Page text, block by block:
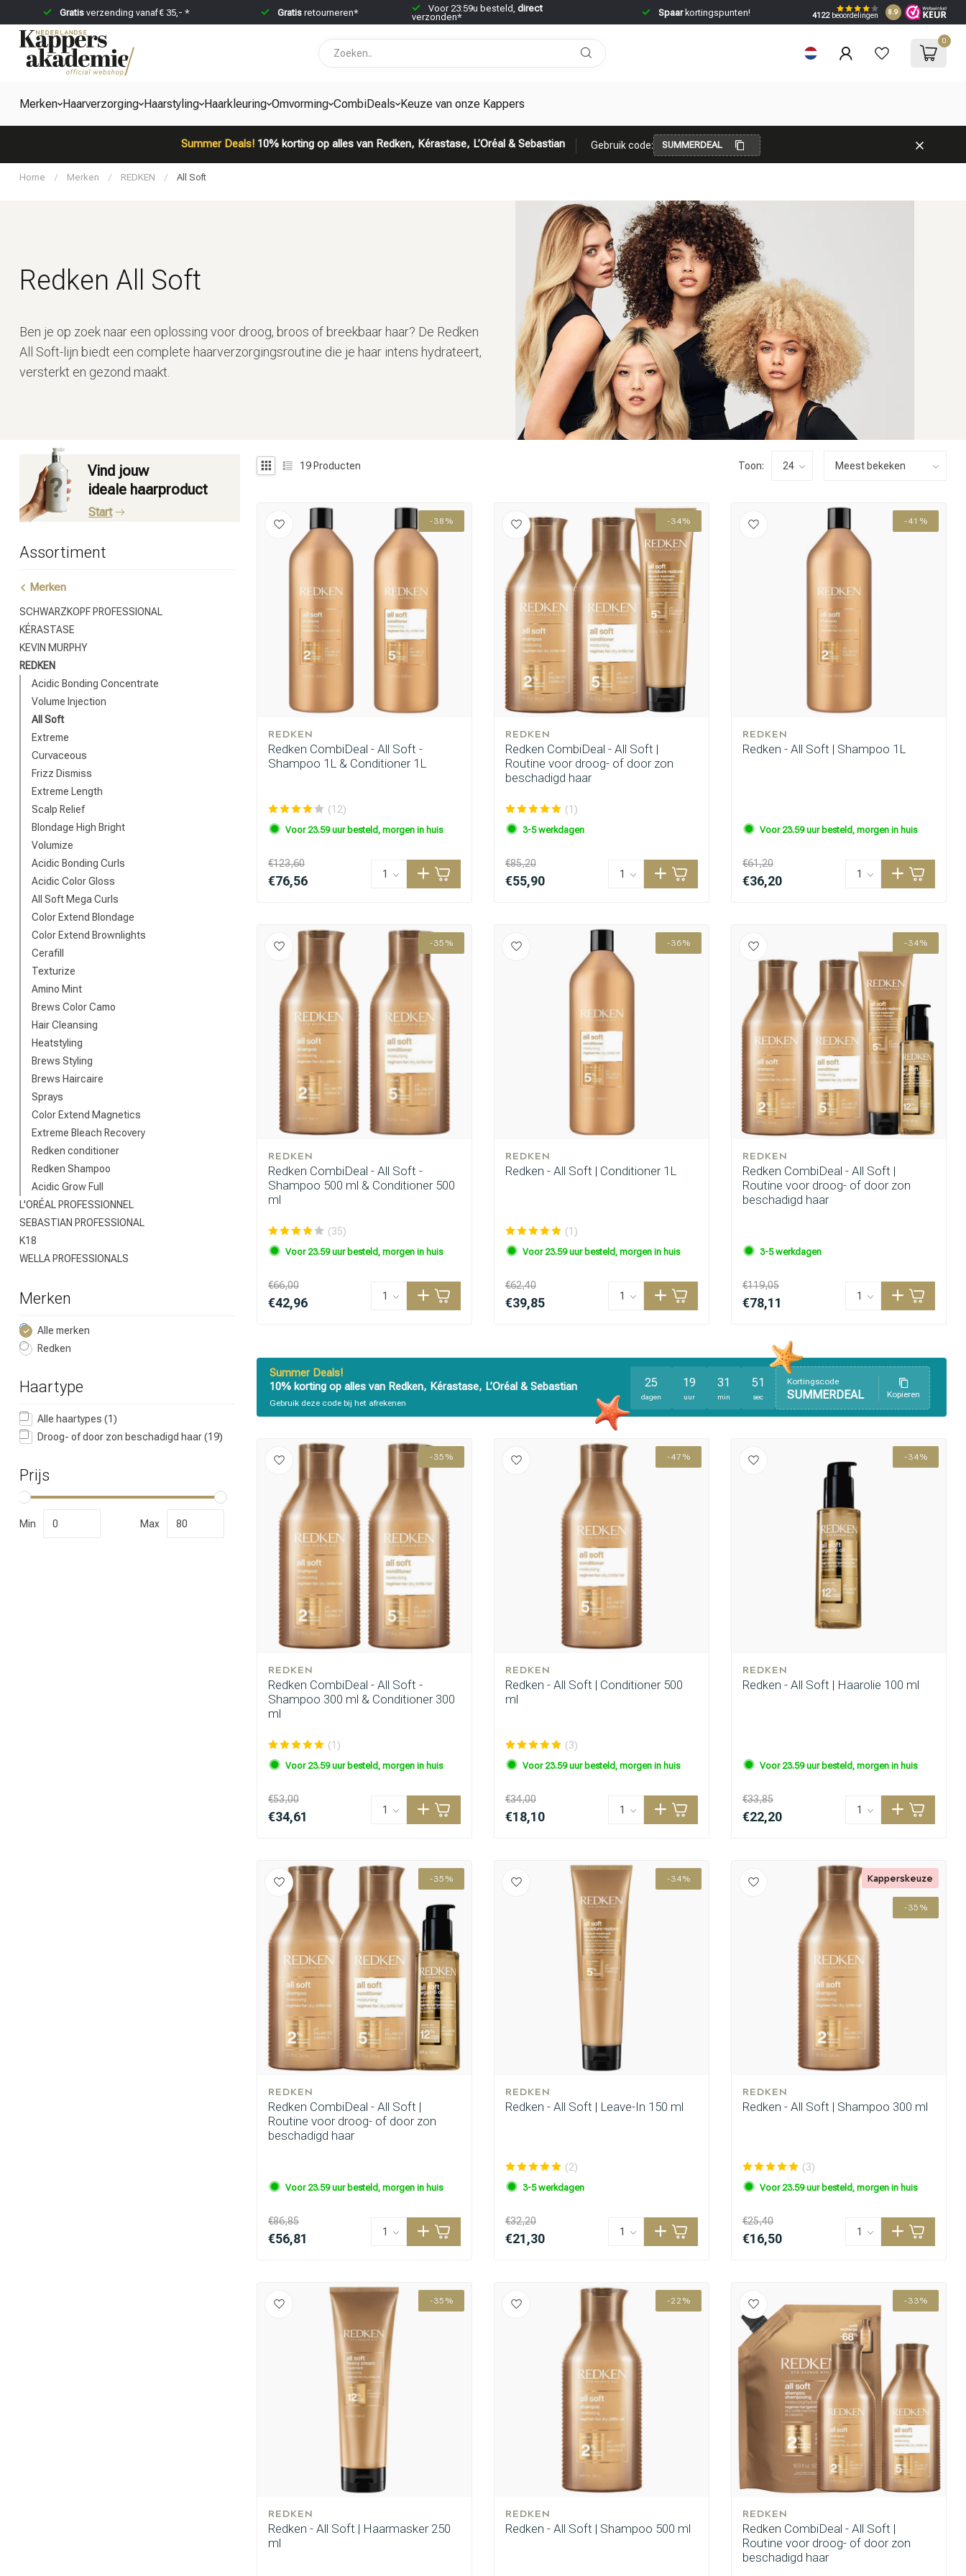
Gratisverzending vanaf € 35,- * Gratisretourneren* Voor 23:59u besteld, direct
verzonden*
Spaarkortingspunten! 4122beoordelingen 8.9
0
Merken Haarverzorging Haarstyling Haarkleuring Omvorming CombiDeals Keuze van onze Kappers
Summer Deals!10% korting op alles van Redken, Kérastase, L’Oréal & Sebastian Gebruik code: SUMMERDEAL
Welke categorie ben jij naar op zoek?
Haarverzorging
Keuze van onze
Home / Merken / REDKEN / All Soft
Redken All Soft
Ben je op zoek naar een oplossing voor droog, broos of breekbaar haar? De Redken
All Soft-lijn biedt een complete haarverzorgingsroutine die je haar intens hydrateert,
versterkt en gezond maakt.
Vind jouw
ideale haarproduct
Start
Assortiment
Merken
SCHWARZKOPF PROFESSIONAL
KÉRASTASE
KEVIN MURPHY
REDKEN
Acidic Bonding Concentrate
Volume Injection
All Soft
Extreme
Curvaceous
Frizz Dismiss
Extreme Length
Scalp Relief
Blondage High Bright
Volumize
Acidic Bonding Curls
Acidic Color Gloss
All Soft Mega Curls
Color Extend Blondage
Color Extend Brownlights
Cerafill
Texturize
Amino Mint
Brews Color Camo
Hair Cleansing
Heatstyling
Brews Styling
Brews Haircaire
Sprays
Color Extend Magnetics
Extreme Bleach Recovery
Redken conditioner
Redken Shampoo
Acidic Grow Full
L'ORÉAL PROFESSIONNEL
SEBASTIAN PROFESSIONAL
K18
WELLA PROFESSIONALS
Merken
Alle merken
Redken
Haartype
Alle haartypes (1)
Droog- of door zon beschadigd haar(19)
Prijs
Min Max
19Producten Toon:
-38%
REDKEN
Redken CombiDeal - All Soft -
Shampoo 1L & Conditioner 1L
(12)
Voor 23.59 uur besteld, morgen in huis
€123,60
€76,56
-34%
REDKEN
Redken CombiDeal - All Soft |
Routine voor droog- of door zon
beschadigd haar
(1)
3-5 werkdagen
€85,20
€55,90
-41%
REDKEN
Redken - All Soft | Shampoo 1L
Voor 23.59 uur besteld, morgen in huis
€61,20
€36,20
-35%
REDKEN
Redken CombiDeal - All Soft -
Shampoo 500 ml & Conditioner 500
ml
(35)
Voor 23.59 uur besteld, morgen in huis
€66,00
€42,96
-36%
REDKEN
Redken - All Soft | Conditioner 1L
(1)
Voor 23.59 uur besteld, morgen in huis
€62,40
€39,85
-34%
REDKEN
Redken CombiDeal - All Soft |
Routine voor droog- of door zon
beschadigd haar
3-5 werkdagen
€119,05
€78,11
Summer Deals!
10% korting op alles van Redken, Kérastase, L’Oréal & Sebastian
Gebruik deze code bij het afrekenen
25
dagen
19
uur
31
min
49
sec
Kortingscode
SUMMERDEAL Kopieren
-35%
REDKEN
Redken CombiDeal - All Soft -
Shampoo 300 ml & Conditioner 300
ml
(1)
Voor 23.59 uur besteld, morgen in huis
€53,00
€34,61
-47%
REDKEN
Redken - All Soft | Conditioner 500
ml
(3)
Voor 23.59 uur besteld, morgen in huis
€34,00
€18,10
-34%
REDKEN
Redken - All Soft | Haarolie 100 ml
Voor 23.59 uur besteld, morgen in huis
€33,85
€22,20
-35%
REDKEN
Redken CombiDeal - All Soft |
Routine voor droog- of door zon
beschadigd haar
Voor 23.59 uur besteld, morgen in huis
€86,85
€56,81
-34%
REDKEN
Redken - All Soft | Leave-In 150 ml
(2)
3-5 werkdagen
€32,20
€21,30
-35%
REDKEN
Redken - All Soft | Shampoo 300 ml
(3)
Voor 23.59 uur besteld, morgen in huis
€25,40
€16,50
Kapperskeuze
-35%
REDKEN
Redken - All Soft | Haarmasker 250
ml
-22%
REDKEN
Redken - All Soft | Shampoo 500 ml
-33%
REDKEN
Redken CombiDeal - All Soft |
Routine voor droog- of door zon
beschadigd haar